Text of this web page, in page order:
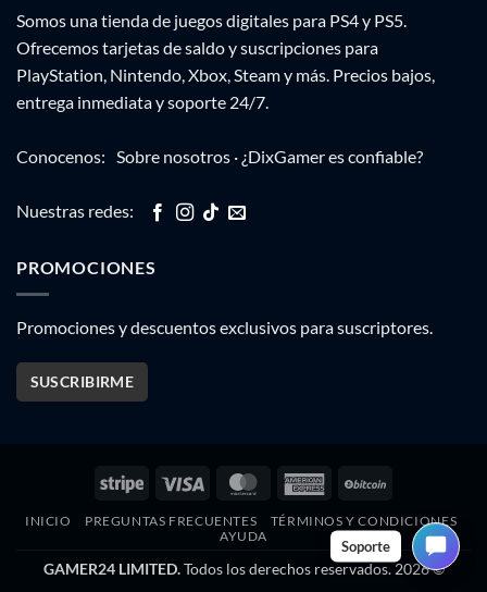
Somos una tienda de juegos digitales para PS4 y PS5.
Ofrecemos tarjetas de saldo y suscripciones para
PlayStation, Nintendo, Xbox, Steam y más. Precios bajos,
entrega inmediata y soporte 24/7.
Conocenos: Sobre nosotros · ¿DixGamer es confiable?
Nuestras redes:
PROMOCIONES
Promociones y descuentos exclusivos para suscriptores.
SUSCRIBIRME
Stripe Visa MasterCardAmerican
INICIO PREGUNTAS FRECUENTES
TÉRMINOS Y CONDICIONES
AYUDA
GAMER24 LIMITED.Todos los derechos reservados. 2026 ©
Soporte